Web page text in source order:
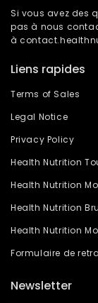
Si vous avez des
pas à nous
à
Liens rapides
Terms of Sales
Legal Notice
Privacy Policy
Health Nutrition
Health Nutrition
Health Nutrition
Health Nutrition
Formulaire de
Newsletter